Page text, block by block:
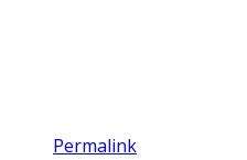
Permalink